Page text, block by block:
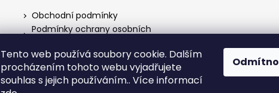
Tento web používá soubory cookie. Dalším
procházením tohoto webu vyjadřujete
souhlas s jejich používáním.. Více informací
Obchodní podmínky
Podmínky ochrany osobních
Vrácení a výměna
Formulář o odstoupení od
smlouvy